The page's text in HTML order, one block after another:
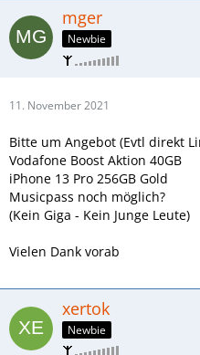
mger
Newbie
11. November 2021
Bitte um Angebot (Evtl direkt
Vodafone Boost Aktion 40GB
iPhone 13 Pro 256GB Gold
Musicpass noch möglich?
(Kein Giga - Kein Junge Leute)
Vielen Dank vorab
xertok
Newbie